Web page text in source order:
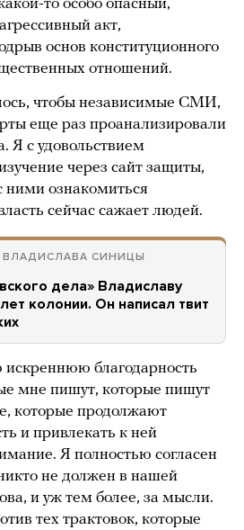
то особо опасный,
акт,
основ конституционного
отношений.
чтобы независимые СМИ,
еще раз проанализировали
Я с удовольствием
через сайт защиты,
ними ознакомиться
сейчас сажает людей.
СИНИЦЫ
дела» Владиславу
колонии. Он написал твит
благодарность
мне пишут, которые пишут
которые продолжают
и привлекать к ней
Я полностью согласен
не должен в нашей
и уж тем более, за мысли.
тех трактовок, которые